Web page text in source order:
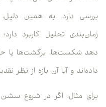
بررسی دارد. به همین دلیل،
زمان‌بندی تحلیل کاربرد
دهد شکست‌ها، برگشت‌ها یا
داده‌اند و آیا آن بازه از نظر
برای مثال، اگر در شروع